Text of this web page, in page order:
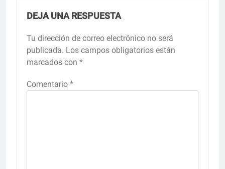
DEJA UNA RESPUESTA
Tu dirección de correo electrónico no será
publicada. Los campos obligatorios están
marcados con *
Comentario *